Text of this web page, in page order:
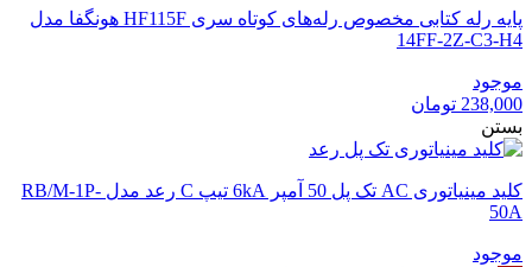
پایه رله کتابی مخصوص رله‌های کوتاه سری HF115F هونگفا مدل
14FF-2Z-C3-H4
موجود
238,000 تومان
بستن
کلید مینیاتوری AC تک پل 50 آمپر 6kA تیپ C رعد مدل RB/M-1P-
50A
موجود